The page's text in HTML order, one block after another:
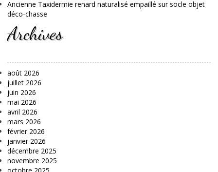
Ancienne Taxidermie renard naturalisé empaillé sur socle objet
déco-chasse
Archives
août 2026
juillet 2026
juin 2026
mai 2026
avril 2026
mars 2026
février 2026
janvier 2026
décembre 2025
novembre 2025
octobre 2025